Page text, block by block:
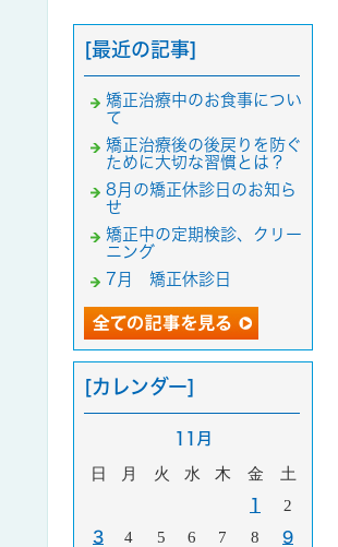
[最近の記事]
矯正治療中のお食事につい
て
矯正治療後の後戻りを防ぐ
ために大切な習慣とは？
8月の矯正休診日のお知ら
せ
矯正中の定期検診、クリー
ニング
7月 矯正休診日
[カレンダー]
11月
日 月 火 水 木 金 土
1 2
3 4 5 6 7 8 9